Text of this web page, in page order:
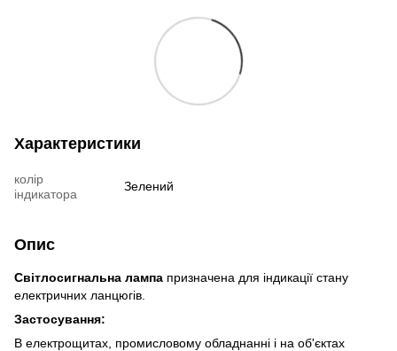
Характеристики
колір
індикатора
Зелений
Опис
Світлосигнальна лампа призначена для індикації стану
електричних ланцюгів.
Застосування:
В електрощитах, промисловому обладнанні і на об'єктах